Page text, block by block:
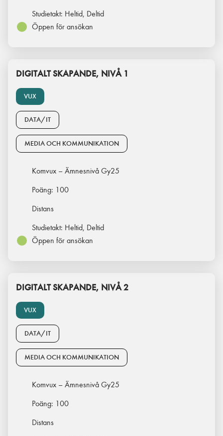
Studietakt: Heltid, Deltid
Öppen för ansökan
VUX
DIGITALT SKAPANDE, NIVÅ 1
DATA/IT
MEDIA OCH KOMMUNIKATION
Komvux – Ämnesnivå Gy25
Poäng: 100
Distans
Studietakt: Heltid, Deltid
Öppen för ansökan
VUX
DIGITALT SKAPANDE, NIVÅ 2
DATA/IT
MEDIA OCH KOMMUNIKATION
Komvux – Ämnesnivå Gy25
Poäng: 100
Distans